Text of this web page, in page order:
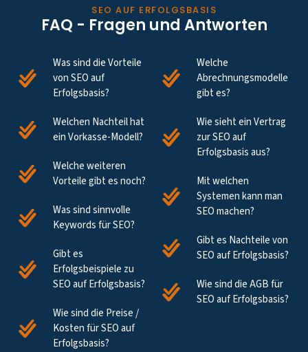
SEO AUF ERFOLGSBASIS
FAQ - Fragen und Antworten
Was sind die Vorteile
von SEO auf
Erfolgsbasis?
Welchen Nachteil hat
ein Vorkasse-Modell?
Welche weiteren
Vorteile gibt es noch?
Was sind sinnvolle
Keywords für SEO?
Gibt es
Erfolgsbeispiele zu
SEO auf Erfolgsbasis?
Wie sind die Preise /
Kosten für SEO auf
Erfolgsbasis?
Welche
Abrechnungsmodelle
gibt es?
Wie sieht ein Vertrag
zur SEO auf
Erfolgsbasis aus?
Mit welchen
Systemen kann man
SEO machen?
Gibt es Nachteile von
SEO auf Erfolgsbasis?
Wie sind die AGB für
SEO auf Erfolgsbasis?